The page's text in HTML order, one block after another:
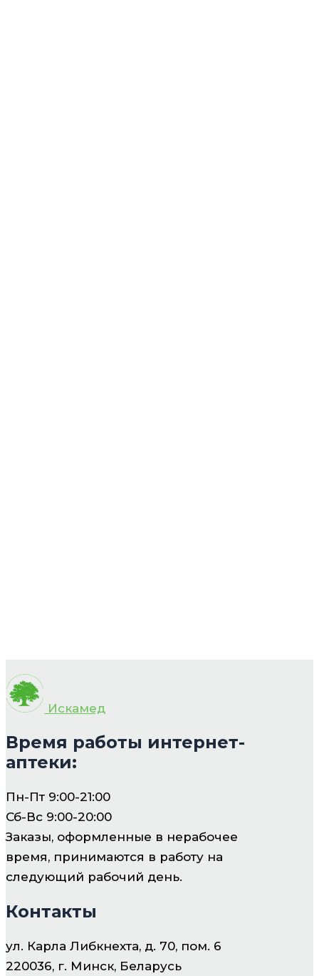
Искамед
Время работы интернет-
аптеки:
Пн-Пт 9:00-21:00
Сб-Вс 9:00-20:00
Заказы, оформленные в нерабочее
время, принимаются в работу на
следующий рабочий день.
Контакты
ул. Карла Либкнехта, д. 70, пом. 6
220036, г. Минск, Беларусь